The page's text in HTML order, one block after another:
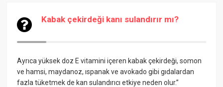
Kabak çekirdeği kanı sulandırır mı?
Ayrıca yüksek doz E vitamini içeren kabak çekirdeği, somon
ve hamsi, maydanoz, ıspanak ve avokado gibi gıdalardan
fazla tüketmek de kan sulandırıcı etkiye neden olur.”